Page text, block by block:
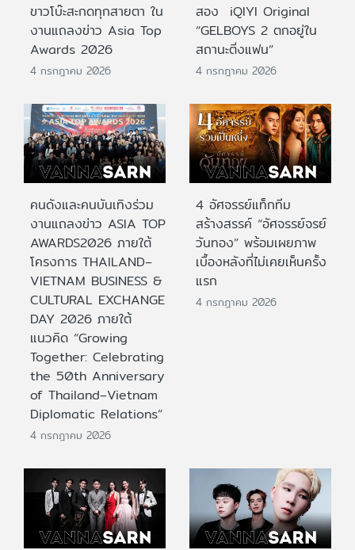
ขาวโบ๊ะสะกดทุกสายตา ใน
งานแถลงข่าว Asia Top
Awards 2026
4 กรกฎาคม 2026
สอง iQIYI Original
“GELBOYS 2 ตกอยู่ใน
สถานะติ่งแฟน”
4 กรกฎาคม 2026
คนดังและคนบันเทิงร่วม
งานแถลงข่าว ASIA TOP
AWARDS2026 ภายใต้
โครงการ THAILAND–
VIETNAM BUSINESS &
CULTURAL EXCHANGE
DAY 2026 ภายใต้
แนวคิด “Growing
Together: Celebrating
the 50th Anniversary
of Thailand–Vietnam
Diplomatic Relations”
4 กรกฎาคม 2026
4 อัศจรรย์แท็กทีม
สร้างสรรค์ “อัศจรรย์จรย์
วันทอง” พร้อมเผยภาพ
เบื้องหลังที่ไม่เคยเห็นครั้ง
แรก
4 กรกฎาคม 2026